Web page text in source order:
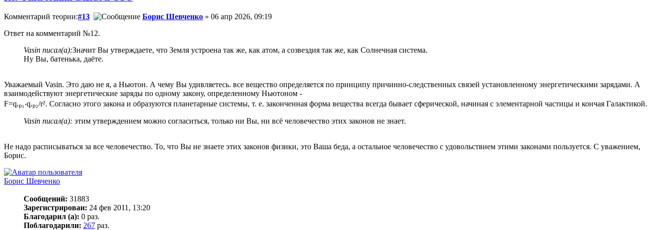
Комментарий теории:#13 Борис Шевченко » 06 апр 2026, 09:19
Ответ на комментарий №12.
Vasin писал(а):Значит Вы утверждаете, что Земля устроена так же, как атом, а созвездия так же, как Солнечная система.
Ну Вы, батенька, даёте.
Уважаемый Vasin. Это даю не я, а Ньютон. А чему Вы удивляетесь. все вещество определяется по принципу причинно-следственных связей установленному энергетическими зарядами. А
взаимодействуют энергетические заряды по одному закону, определенному Ньютоном -
F=qᵣₚ₁‧qᵣₚ₂/r². Согласно этого закона и образуются планетарные системы, т. е. законченная форма вещества всегда бывает сферической, начиная с элементарной частицы и кончая Галактикой.
Vasin писал(а): этим утверждением можно согласиться, только ни Вы, ни всё человечество этих законов не знает.
Не надо расписываться за все человечество. То, что Вы не знаете этих законов физики, это Ваша беда, а остальное человечество с удовольствием этими законами пользуется. С уважением,
Борис.
Борис Шевченко
Сообщений: 31883
Зарегистрирован: 24 фев 2011, 13:20
Благодарил (а): 0 раз.
Поблагодарили: 267 раз.